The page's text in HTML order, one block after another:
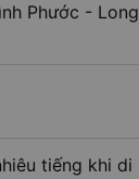
Phước - Long
tiếng khi di